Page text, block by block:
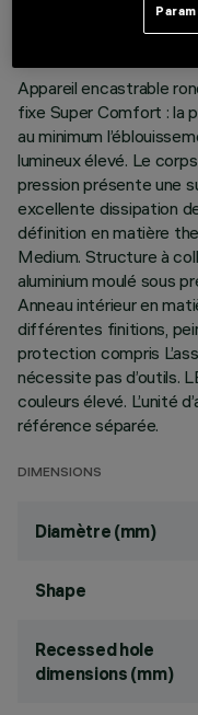
Appareil encastrable
fixe Super Comfort : la
au minimum
lumineux élevé. Le
pression présente une
excellente dissipation
définition en matière
Medium. Structure à
aluminium moulé sous
Anneau intérieur en
différentes finitions,
protection compris
nécessite pas d’outils.
couleurs élevé. L’unité
référence séparée.
DIMENSIONS
Diamètre (mm)
Shape
Recessed hole
dimensions (mm)